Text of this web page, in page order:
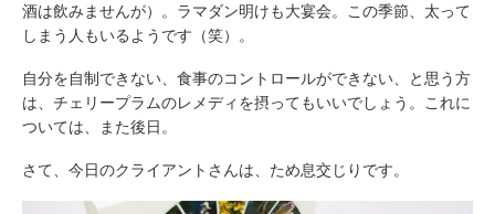
酒は飲みませんが）。ラマダン明けも大宴会。この季節、太って
しまう人もいるようです（笑）。
自分を自制できない、食事のコントロールができない、と思う方
は、チェリープラムのレメディを摂ってもいいでしょう。これに
ついては、また後日。
さて、今日のクライアントさんは、ため息交じりです。